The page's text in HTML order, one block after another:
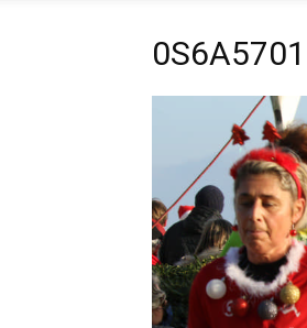
0S6A5701